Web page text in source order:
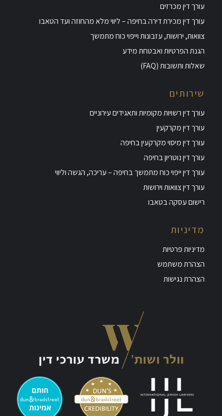
עורך דין מכרזים
עורך דין מכירת דירה בחיפה – ליווי מלא מהחוזה ועד הטאבו
צוואות, ירושות, עזבונות וייפוי כוח מתמשך
הגנת הפרטיות ואבטחת מידע
שאלות ותשובות (FAQ)
שירותים
עורך דין רשויות מקומיות ותאגידים עירוניים
עורך דין מקרקעין
עורך דין מיסוי מקרקעין בחיפה
עורך דין נוטריון בחיפה
עורך דין ייפוי כוח מתמשך בחיפה – עריכה, הגשה וליווי
עורך דין צוואות וירושות
רישום עסקה בטאבו
מדיניות
מדיניות פרטיות
הצהרת משתמש
הצהרת נגישות